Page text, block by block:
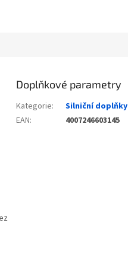
Doplňkové parametry
Kategorie:
Silniční doplňky
EAN: 4007246603145